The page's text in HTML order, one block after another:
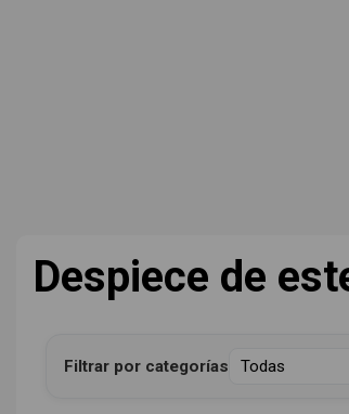
Despiece de
Filtrar por categorías